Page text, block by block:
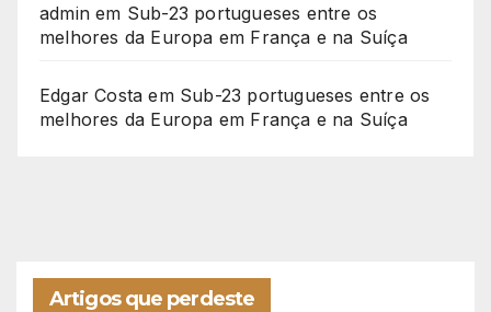
admin em Sub-23 portugueses entre os
melhores da Europa em França e na Suíça
Edgar Costa em Sub-23 portugueses entre os
melhores da Europa em França e na Suíça
Artigos que perdeste